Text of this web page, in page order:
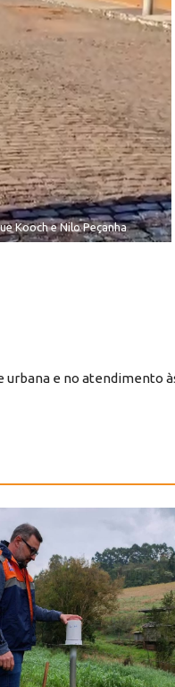
Kooch e Nilo Peçanha
e no atendimento